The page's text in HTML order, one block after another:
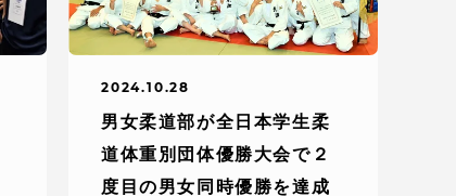
2024.10.28
男女柔道部が全日本学生柔
道体重別団体優勝大会で２
度目の男女同時優勝を達成